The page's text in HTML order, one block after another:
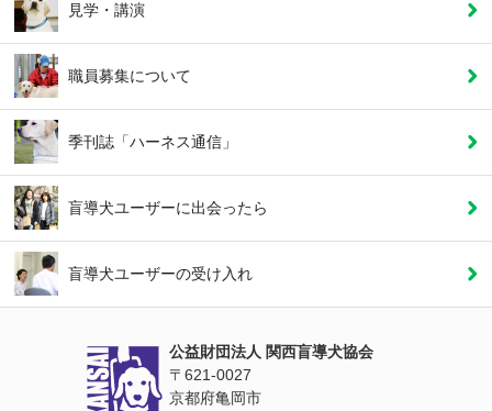
見学・講演
職員募集について
季刊誌「ハーネス通信」
盲導犬ユーザーに出会ったら
盲導犬ユーザーの受け入れ
公益財団法人 関西盲導犬協会
〒621‐0027
京都府亀岡市